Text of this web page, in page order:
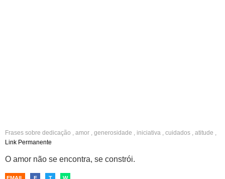
Frases sobre dedicação amor generosidade iniciativa cuidados atitude
fazer o bem
Link Permanente
O amor não se encontra, se constrói.
EMAIL F T W